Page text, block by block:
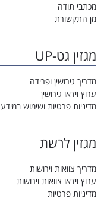
מכתבי תודה
מן התקשורת
מגזין גט-UP
מדריך גירושין ופרידה
ערוץ וידאו גירושין
מדיניות פרטיות ושימוש במידע
מגזין לרשת
מדריך צוואות וירושות
ערוץ וידאו צוואות וירושות
מדיניות פרטיות